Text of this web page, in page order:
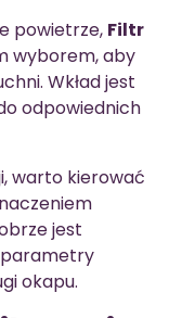
powietrze, Filtr
wyborem, aby
Wkład jest
odpowiednich
warto kierować
jest
parametry
okapu.